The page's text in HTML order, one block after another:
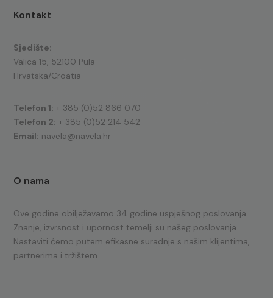
Kontakt
Sjedište:
Valica 15, 52100 Pula
Hrvatska/Croatia
Telefon 1: + 385 (0)52 866 070
Telefon 2: + 385 (0)52 214 542
Email: navela@navela.hr
O nama
Ove godine obilježavamo 34 godine uspješnog poslovanja.
Znanje, izvrsnost i upornost temelji su našeg poslovanja.
Nastaviti ćemo putem efikasne suradnje s našim klijentima,
partnerima i tržištem.